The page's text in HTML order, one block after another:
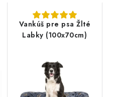
Vankúš pre psa Žlté
Labky (100x70cm)